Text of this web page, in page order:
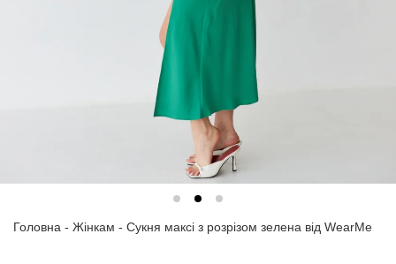
сорочки
Сукні
Головна - Жінкам - Сукня максі з розрізом зелена від WearMe